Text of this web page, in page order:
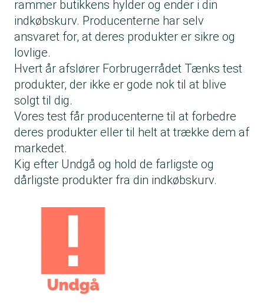
rammer butikkens hylder og ender i din
indkøbskurv. Producenterne har selv
ansvaret for, at deres produkter er sikre og
lovlige.
Hvert år afslører Forbrugerrådet Tænks test
produkter, der ikke er gode nok til at blive
solgt til dig.
Vores test får producenterne til at forbedre
deres produkter eller til helt at trække dem af
markedet.
Kig efter Undgå og hold de farligste og
dårligste produkter fra din indkøbskurv.